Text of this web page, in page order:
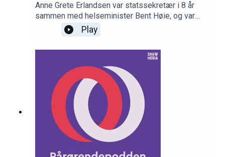
Anne Grete Erlandsen var statssekretær i 8 år
sammen med helseminister Bent Høie, og var
med på arbeid rundt pårørendes utfordringer i
departement inn i planer og strategier. Hva er
hennes tanker etter disse 8 årene ? Har hun noen
råd for fremtiden for oss som skal fortsette med
dette arbeidet?FØLG OSS I SOSIALE
MEDIER:FacebookTwitterInstagramLinkedinNETT
SIDEN
VÅR:www.pårørendealliansen.noPRODUKSJON:P
årørendepodden produseres av Shaw
Media.www.shawmedia.no
Play